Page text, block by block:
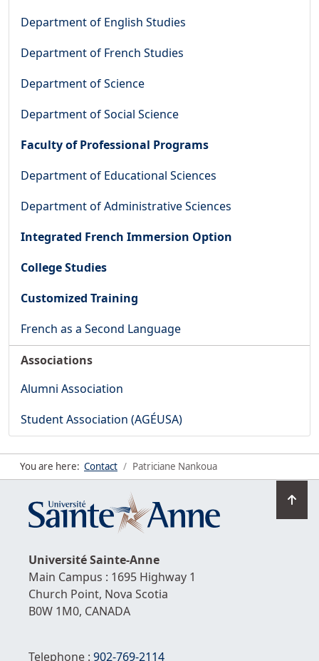
Department of English Studies
Department of French Studies
Department of Science
Department of Social Science
Faculty of Professional Programs
Department of Educational Sciences
Department of Administrative Sciences
Integrated French Immersion Option
College Studies
Customized Training
French as a Second Language
Associations
Alumni Association
Student Association (AGÉUSA)
You are here: Contact Patriciane Nankoua
Go
to
UniversitéSainte-Anne
Main Campus : 1695 Highway 1
Church Point, Nova Scotia
B0W 1M0, CANADA
Telephone : 902-769-2114